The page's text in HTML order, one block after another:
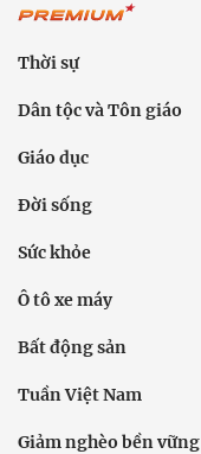
Thời sự
Dân tộc và Tôn giáo
Giáo dục
Đời sống
Sức khỏe
Ô tô xe máy
Bất động sản
Tuần Việt Nam
Giảm nghèo bền vững